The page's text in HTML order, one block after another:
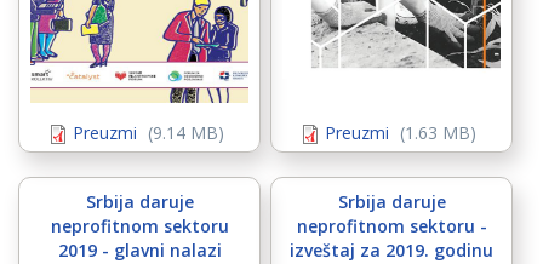
Preuzmi (9.14 MB) Preuzmi (1.63 MB)
Srbija daruje
neprofitnom sektoru
2019 - glavni nalazi
Srbija daruje
neprofitnom sektoru -
izveštaj za 2019. godinu